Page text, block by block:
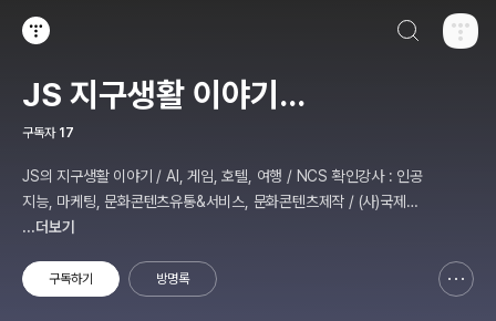
JS 지구생활 이야기...
구독자 17
JS의 지구생활 이야기 / AI, 게임, 호텔, 여행 / NCS 확인강사 : 인공
지능, 마케팅, 문화콘텐츠유통&서비스, 문화콘텐츠제작 / (사)국제미
디어예술협회 강원지부장 겸 수석연구원
...더보기
구독하기 방명록